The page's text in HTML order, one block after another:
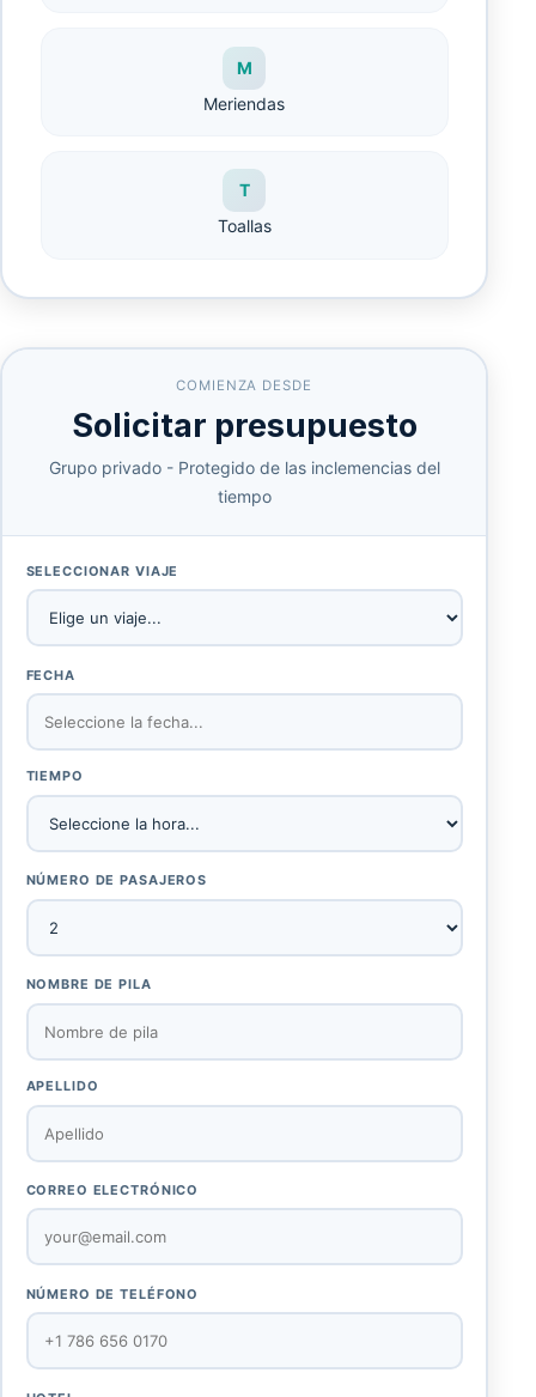
M
Meriendas
T
Toallas
COMIENZA DESDE
Solicitar presupuesto
Grupo privado - Protegido de las inclemencias del
tiempo
SELECCIONAR VIAJE
FECHA
TIEMPO
NÚMERO DE PASAJEROS
NOMBRE DE PILA
APELLIDO
CORREO ELECTRÓNICO
NÚMERO DE TELÉFONO